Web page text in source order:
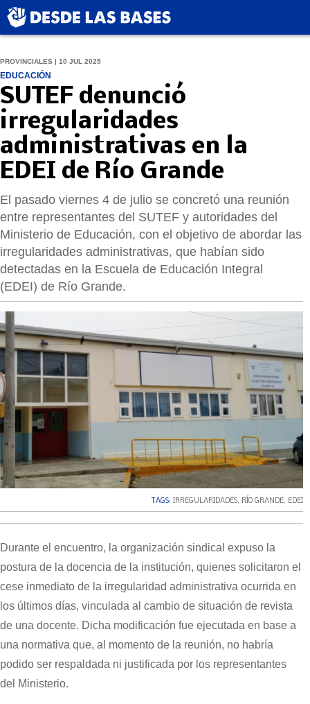
PROVINCIALES | 10 JUL 2025
EDUCACIÓN
SUTEF denunció
irregularidades
administrativas en la
EDEI de Río Grande
El pasado viernes 4 de julio se concretó una reunión
entre representantes del SUTEF y autoridades del
Ministerio de Educación, con el objetivo de abordar las
irregularidades administrativas, que habían sido
detectadas en la Escuela de Educación Integral
(EDEI) de Río Grande.
TAGS: IRREGULARIDADES, RÍO GRANDE, EDEI
Durante el encuentro, la organización sindical expuso la
postura de la docencia de la institución, quienes solicitaron el
cese inmediato de la irregularidad administrativa ocurrida en
los últimos días, vinculada al cambio de situación de revista
de una docente. Dicha modificación fue ejecutada en base a
una normativa que, al momento de la reunión, no habría
podido ser respaldada ni justificada por los representantes
del Ministerio.